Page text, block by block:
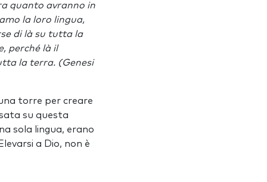
quanto avranno in
la loro lingua,
di là su tutta la
perché là il
la terra. (Genesi
torre per creare
su questa
sola lingua, erano
a Dio, non è